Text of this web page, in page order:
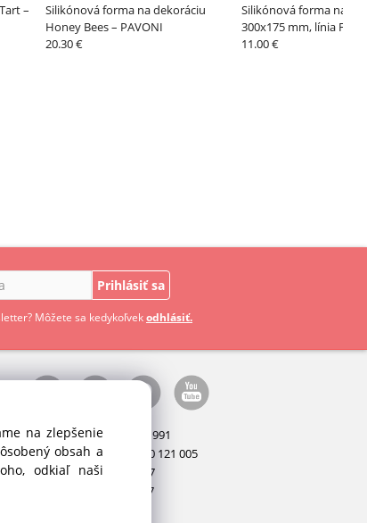
–
Silikónová forma na dekoráciu
Honey Bees – PAVONI
20.30 €
Silikónová forma na
300x175 mm, línia
PAVONI
11.00 €
Prihlásiť sa
Môžete sa kedykoľvekodhlásiť.
Manažér:+421 911 031 991
Príslušenstvo:
+421 910 121 005
Stroje:+421 903 404 067
+421 903 404 047
na zlepšenie
obsah a
odkiaľ naši